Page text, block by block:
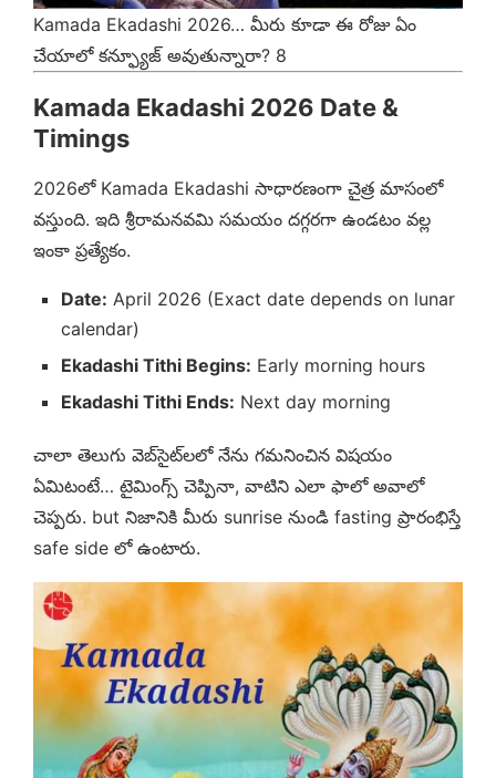
Kamada Ekadashi 2026… మీరు కూడా ఈ రోజు ఏం
చేయాలో కన్ఫ్యూజ్ అవుతున్నారా? 8
Kamada Ekadashi 2026 Date &
Timings
2026లో Kamada Ekadashi సాధారణంగా చైత్ర మాసంలో
వస్తుంది. ఇది శ్రీరామనవమి సమయం దగ్గరగా ఉండటం వల్ల
ఇంకా ప్రత్యేకం.
Date: April 2026 (Exact date depends on lunar
calendar)
Ekadashi Tithi Begins: Early morning hours
Ekadashi Tithi Ends: Next day morning
చాలా తెలుగు వెబ్‌సైట్‌లలో నేను గమనించిన విషయం
ఏమిటంటే… టైమింగ్స్ చెప్పినా, వాటిని ఎలా ఫాలో అవాలో
చెప్పరు. but నిజానికి మీరు sunrise నుండి fasting ప్రారంభిస్తే
safe side లో ఉంటారు.